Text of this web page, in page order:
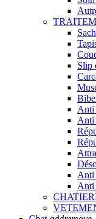
Slip
Anti
Anti
Anti
Anti